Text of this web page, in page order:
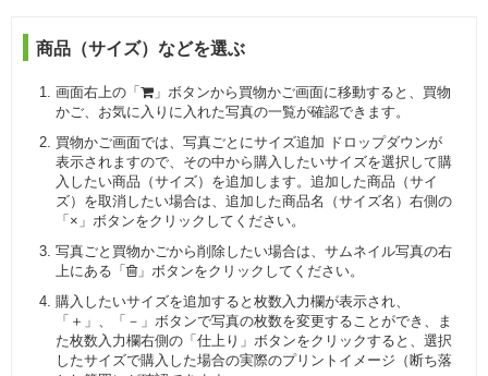
商品（サイズ）などを選ぶ
画面右上の「
」ボタンから買物かご画面に移動すると、買物
かご、お気に入りに入れた写真の一覧が確認できます。
買物かご画面では、写真ごとにサイズ追加 ドロップダウンが
表示されますので、その中から購入したいサイズを選択して購
入したい商品（サイズ）を追加します。追加した商品（サイ
ズ）を取消したい場合は、追加した商品名（サイズ名）右側の
「×」ボタンをクリックしてください。
写真ごと買物かごから削除したい場合は、サムネイル写真の右
上にある「
」ボタンをクリックしてください。
購入したいサイズを追加すると枚数入力欄が表示され、
「＋」、「－」ボタンで写真の枚数を変更することができ、ま
た枚数入力欄右側の「仕上り」ボタンをクリックすると、選択
したサイズで購入した場合の実際のプリントイメージ（断ち落